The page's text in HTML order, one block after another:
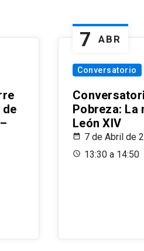
de
7 ABR
Conversatorio
Pobreza: La
León XIV
7 de Abril de
13:30 a 14:50